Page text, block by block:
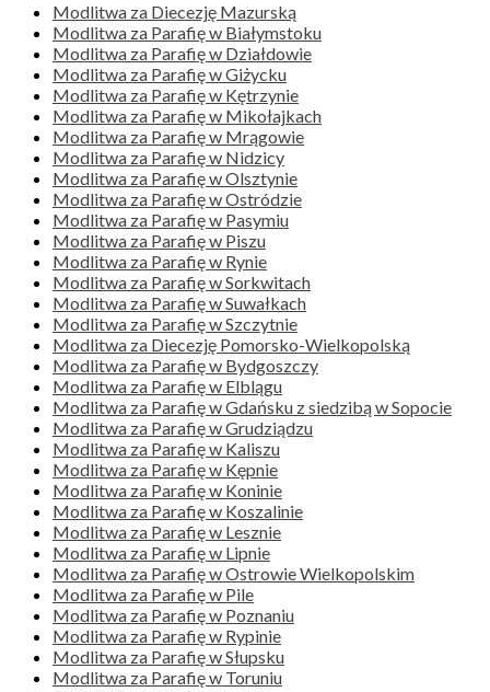
Modlitwa za Diecezję Mazurską
Modlitwa za Parafię w Białymstoku
Modlitwa za Parafię w Działdowie
Modlitwa za Parafię w Giżycku
Modlitwa za Parafię w Kętrzynie
Modlitwa za Parafię w Mikołajkach
Modlitwa za Parafię w Mrągowie
Modlitwa za Parafię w Nidzicy
Modlitwa za Parafię w Olsztynie
Modlitwa za Parafię w Ostródzie
Modlitwa za Parafię w Pasymiu
Modlitwa za Parafię w Piszu
Modlitwa za Parafię w Rynie
Modlitwa za Parafię w Sorkwitach
Modlitwa za Parafię w Suwałkach
Modlitwa za Parafię w Szczytnie
Modlitwa za Diecezję Pomorsko-Wielkopolską
Modlitwa za Parafię w Bydgoszczy
Modlitwa za Parafię w Elblągu
Modlitwa za Parafię w Gdańsku z siedzibą w Sopocie
Modlitwa za Parafię w Grudziądzu
Modlitwa za Parafię w Kaliszu
Modlitwa za Parafię w Kępnie
Modlitwa za Parafię w Koninie
Modlitwa za Parafię w Koszalinie
Modlitwa za Parafię w Lesznie
Modlitwa za Parafię w Lipnie
Modlitwa za Parafię w Ostrowie Wielkopolskim
Modlitwa za Parafię w Pile
Modlitwa za Parafię w Poznaniu
Modlitwa za Parafię w Rypinie
Modlitwa za Parafię w Słupsku
Modlitwa za Parafię w Toruniu